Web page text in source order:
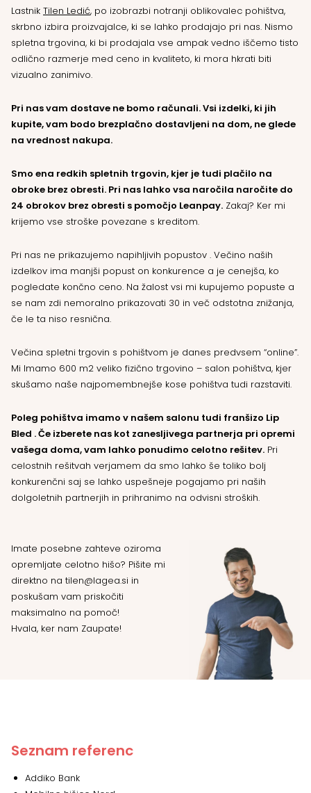
Lastnik Tilen Ledić, po izobrazbi notranji oblikovalec pohištva,
skrbno izbira proizvajalce, ki se lahko prodajajo pri nas. Nismo
spletna trgovina, ki bi prodajala vse ampak vedno iščemo tisto
odlično razmerje med ceno in kvaliteto, ki mora hkrati biti
vizualno zanimivo.
Pri nas vam dostave ne bomo računali. Vsi izdelki, ki jih
kupite, vam bodo brezplačno dostavljeni na dom, ne glede
na vrednost nakupa.
Smo ena redkih spletnih trgovin, kjer je tudi plačilo na
obroke brez obresti. Pri nas lahko vsa naročila naročite do
24 obrokov brez obresti s pomočjo Leanpay. Zakaj? Ker mi
krijemo vse stroške povezane s kreditom.
Pri nas ne prikazujemo napihljivih popustov . Večino naših
izdelkov ima manjši popust on konkurence a je cenejša, ko
pogledate končno ceno. Na žalost vsi mi kupujemo popuste a
se nam zdi nemoralno prikazovati 30 in več odstotna znižanja,
če le ta niso resnična.
Večina spletni trgovin s pohištvom je danes predvsem “online”.
Mi Imamo 600 m2 veliko fizično trgovino – salon pohištva, kjer
skušamo naše najpomembnejše kose pohištva tudi razstaviti.
Poleg pohištva imamo v našem salonu tudi franšizo Lip
Bled . Če izberete nas kot zanesljivega partnerja pri opremi
vašega doma, vam lahko ponudimo celotno rešitev. Pri
celostnih rešitvah verjamem da smo lahko še toliko bolj
konkurenčni saj se lahko uspešneje pogajamo pri naših
dolgoletnih partnerjih in prihranimo na odvisni stroških.
Imate posebne zahteve oziroma
opremljate celotno hišo? Pišite mi
direktno na tilen@lagea.si in
poskušam vam priskočiti
maksimalno na pomoč!
Hvala, ker nam Zaupate!
Seznam referenc
Addiko Bank